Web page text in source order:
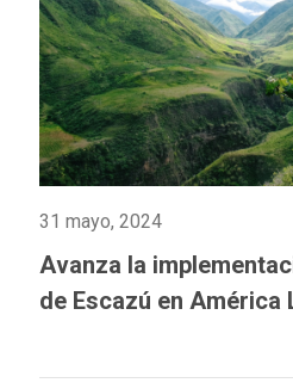
31 mayo, 2024
Avanza la
de Escazú en América